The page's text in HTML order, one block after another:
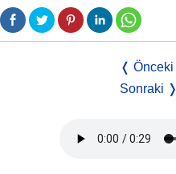
❬ Önceki
Sonraki ❭